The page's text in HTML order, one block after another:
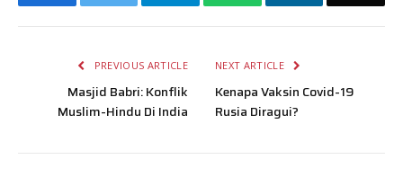
PREVIOUS ARTICLE
Masjid Babri: Konflik
Muslim-Hindu Di India
NEXT ARTICLE
Kenapa Vaksin Covid-19
Rusia Diragui?